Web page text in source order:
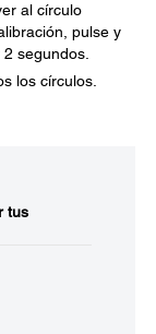
al círculo
pulse y
segundos.
los círculos.
tus